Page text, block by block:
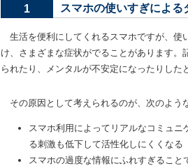
1 スマホの使いすぎによる
生活を便利にしてくれるスマホですが、使
け、さまざまな症状がでることがあります。
られたり、メンタルが不安定になったりした
その原因として考えられるのが、次のよう
スマホ利用によってリアルなコミュ
る刺激も低下して活性化しにくくなる
スマホの過度な情報にふれすぎること